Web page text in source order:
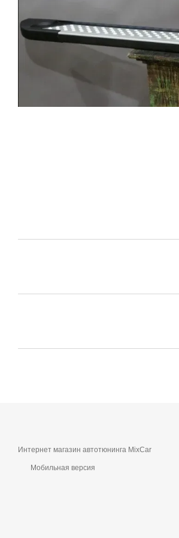
Интернет магазин автотюнинга MixCar
Мобильная версия